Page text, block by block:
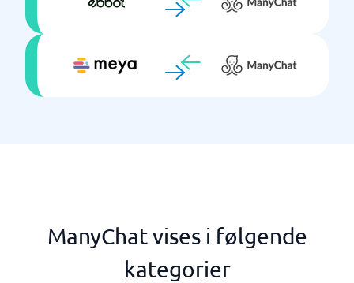
ManyChat vises i følgende
kategorier